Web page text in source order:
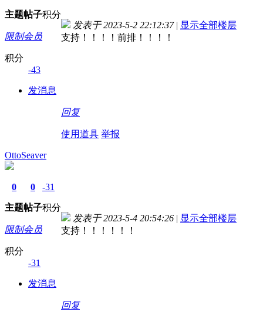
主题帖子积分
限制会员
积分
-43
发消息
发表于 2023-5-2 22:12:37 | 显示全部楼层
支持！！！！前排！！！！
回复
使用道具 举报
OttoSeaver
0
主题
0
帖子
-31
积分
限制会员
积分
-31
发消息
发表于 2023-5-4 20:54:26 | 显示全部楼层
支持！！！！！！
回复